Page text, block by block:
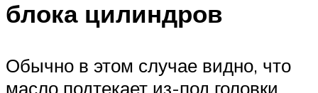
блока цилиндров
Обычно в этом случае видно, что
масло подтекает из-под головки